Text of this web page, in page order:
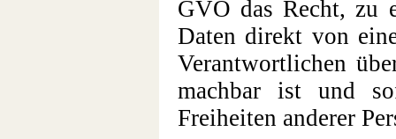
GVO das Recht, zu
Daten direkt von
Verantwortlichen
machbar ist und
Freiheiten anderer